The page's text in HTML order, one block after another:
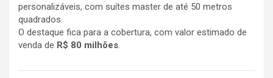
personalizáveis, com suítes master de até 50 metros
quadrados.
O destaque fica para a cobertura, com valor estimado de
venda de R$ 80 milhões.